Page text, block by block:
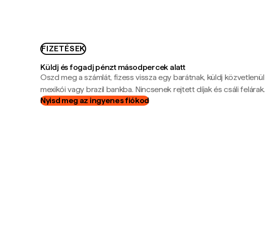
FIZETÉSEK
Küldj és fogadj pénzt másodpercek alatt
Oszd meg a számlát, fizess vissza egy barátnak, küldj közvetlenül
mexikói vagy brazil bankba. Nincsenek rejtett díjak és csáli felárak.
Nyisd meg az ingyenes fiókod